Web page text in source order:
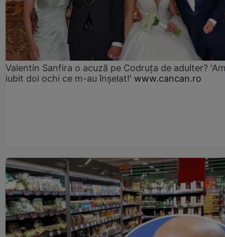
Valentin Sanfira o acuză pe Codruța de adulter?
iubit doi ochi ce m-au înșelat!' www.cancan.ro